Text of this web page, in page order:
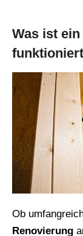
Was ist
Ob
Renovierung